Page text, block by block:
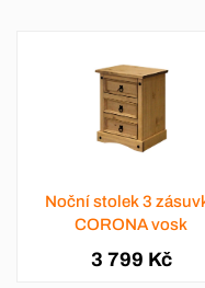
Noční stolek 3
CORONA vosk
3 799 Kč